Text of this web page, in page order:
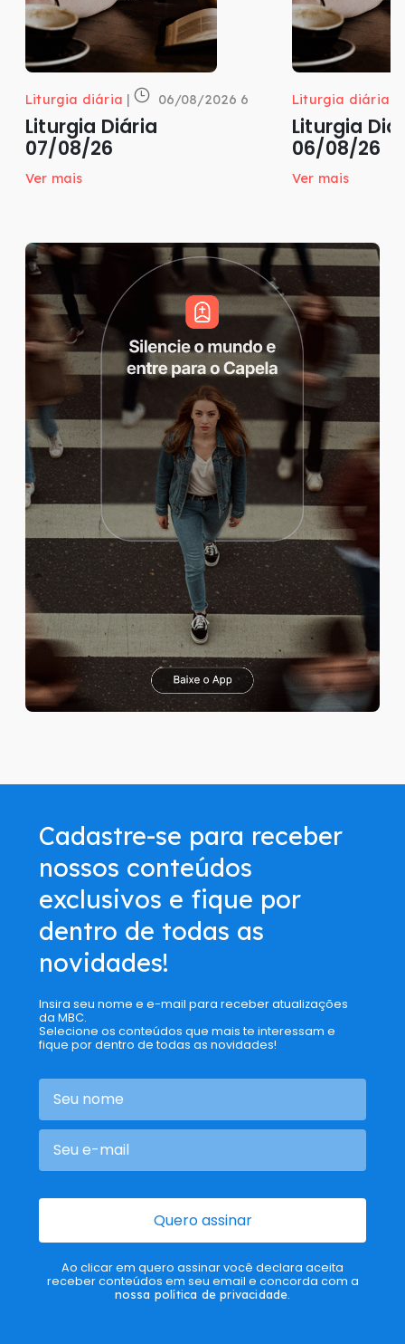
Liturgia diária | 06/08/2026 6
Liturgia Diária
07/08/26
Ver mais
Liturgia diária
Liturgia
06/08/26
Ver mais
Cadastre-se para receber
nossos conteúdos
exclusivos e fique por
dentro de todas as
novidades!
Insira seu nome e e-mail para receber atualizações
da MBC.
Selecione os conteúdos que mais te interessam e
fique por dentro de todas as novidades!
Quero assinar
Ao clicar em quero assinar você declara aceita
receber conteúdos em seu email e concorda com a
nossa política de privacidade.